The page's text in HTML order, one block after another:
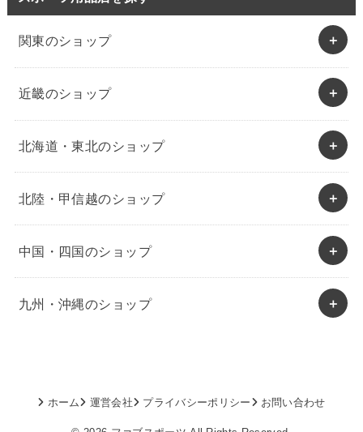
関東のショップ
近畿のショップ
北海道・東北のショップ
北陸・甲信越のショップ
中国・四国のショップ
九州・沖縄のショップ
ホーム 運営会社 プライバシーポリシー お問い合わせ